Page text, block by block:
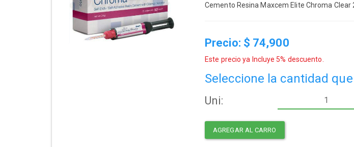
Cemento Resina Maxcem Elite Chroma Clear
Precio: $ 74,900
Este precio ya Incluye 5% descuento.
Seleccione la cantidad
Uni:
AGREGAR AL CARRO